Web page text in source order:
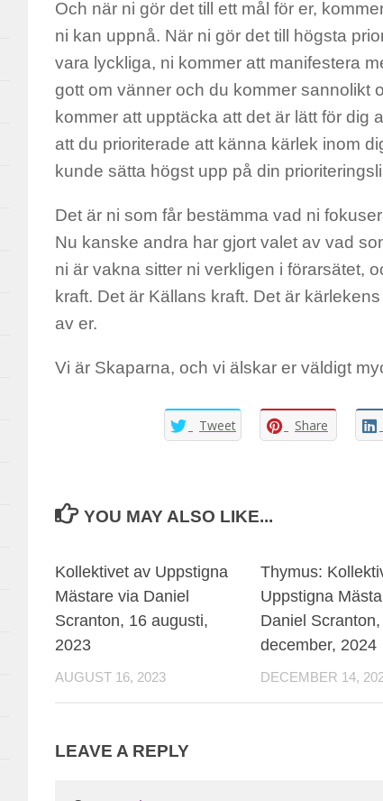
Och när ni gör det till ett mål för er,
ni kan uppnå. När ni gör det till högsta
vara lyckliga, ni kommer att manifestera
gott om vänner och du kommer sannolikt
kommer att upptäcka att det är lätt för dig
att du prioriterade att känna kärlek inom
kunde sätta högst upp på din
Det är ni som får bestämma vad ni
Nu kanske andra har gjort valet av vad
ni är vakna sitter ni verkligen i förarsätet,
kraft. Det är Källans kraft. Det är
av er.
Vi är Skaparna, och vi älskar er väldigt
Tweet Share
YOU MAY ALSO LIKE...
Kollektivet av Uppstigna
Mästare via Daniel
Scranton, 16 augusti,
2023
AUGUST 16, 2023
Thymus:
Uppstigna
Daniel Scranton,
december, 2024
DECEMBER 14,
LEAVE A REPLY